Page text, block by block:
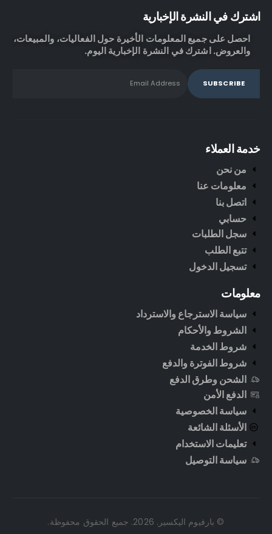
اشترك في النشرة الإخبارية
احصل على جميع المعلومات الأخيرة حول الفعاليات، والمبيعات،
والعروض. اشترك في النشرة الإخبارية اليوم.
خدمة العملاء
من نحن
معلومات عنا
اتصل بنا
حسابي
سجل الطلبات
تتبع الطلب
تسجيل الدخول
معلومات
سياسة الاسترجاع والاسترداد
الشروط والأحكام
شروط الخدمة
شروط الفوترة والدفع
الشحن وطرق الدفع
الدفع الأمن
سياسة الخصوصية
الأسئلة الشائعة
تعليمات الاستخدام
سياسة التوصيل
© بارفيوم اليكسير. 2026. جميع الحقوق محفوظة.